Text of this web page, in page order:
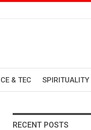
& TEC SPIRITUALITY
RECENT POSTS